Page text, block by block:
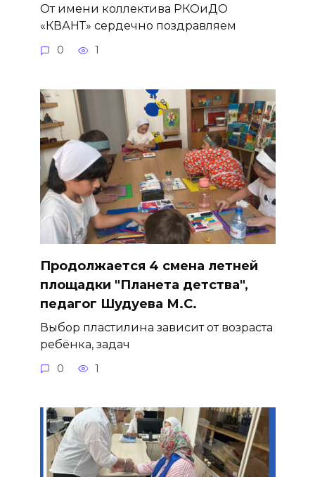
От имени коллектива РКОиДО
«КВАНТ» сердечно поздравляем
0 1
Продолжается 4 смена летней
площадки "Планета детства",
педагог Шудуева М.С.
Выбор пластилина зависит от возраста
ребёнка, задач
0 1